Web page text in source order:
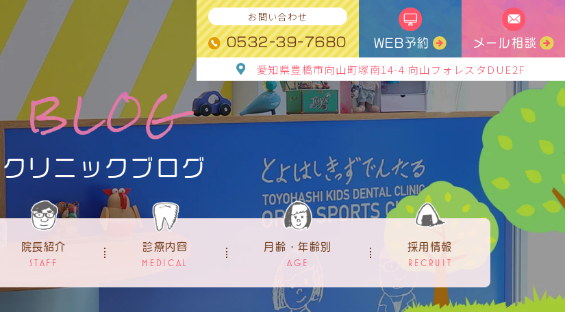
お問い合わせ
0532-39-7680 WEB予約 メール相談
愛知県豊橋市向山町塚南14-4 向山フォレスタDUE2F
BLOG
クリニックブログ
院長紹介
STAFF
診療内容
MEDICAL
月齢・年齢別
AGE
採用情報
RECRUIT